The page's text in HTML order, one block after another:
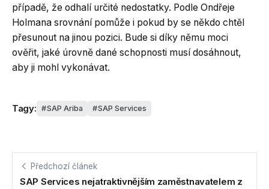
případě, že odhalí určité nedostatky. Podle Ondřeje
Holmana srovnání pomůže i pokud by se někdo chtěl
přesunout na jinou pozici. Bude si díky němu moci
ověřit, jaké úrovně dané schopnosti musí dosáhnout,
aby ji mohl vykonávat.
Tagy: SAP Ariba SAP Services
Předchozí článek
SAP Services nejatraktivnějším zaměstnavatelem z